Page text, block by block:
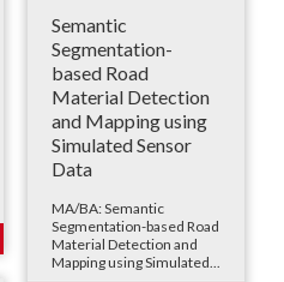
Semantic
Segmentation-
based Road
Material Detection
and Mapping using
Simulated Sensor
Data
MA/BA: Semantic
Segmentation-based Road
Material Detection and
Mapping using Simulated...